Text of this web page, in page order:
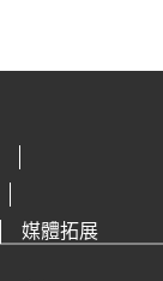
媒體拓展